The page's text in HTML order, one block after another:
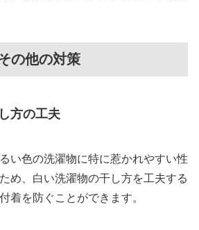
の他の対策
方の工夫
い色の洗濯物に特に惹かれやすい性
め、白い洗濯物の干し方を工夫する
着を防ぐことができます。